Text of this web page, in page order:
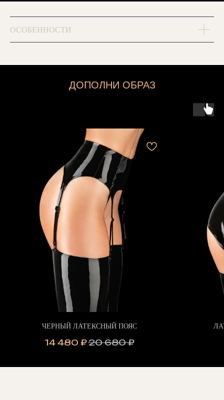
ОСОБЕННОСТИ
ДОПОЛНИ ОБРАЗ
ЧЕРНЫЙ ЛАТЕКСНЫЙ ПОЯС
14 480 ₽20 680 ₽